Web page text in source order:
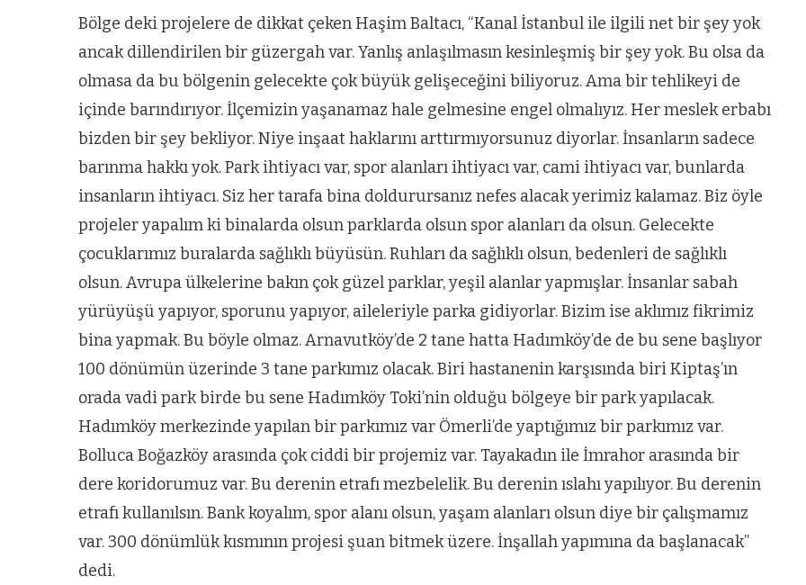
Bölge deki projelere de dikkat çeken Haşim Baltacı, “Kanal İstanbul ile ilgili net bir şey yok
ancak dillendirilen bir güzergah var. Yanlış anlaşılmasın kesinleşmiş bir şey yok. Bu olsa da
olmasa da bu bölgenin gelecekte çok büyük gelişeceğini biliyoruz. Ama bir tehlikeyi de
içinde barındırıyor. İlçemizin yaşanamaz hale gelmesine engel olmalıyız. Her meslek erbabı
bizden bir şey bekliyor. Niye inşaat haklarını arttırmıyorsunuz diyorlar. İnsanların sadece
barınma hakkı yok. Park ihtiyacı var, spor alanları ihtiyacı var, cami ihtiyacı var, bunlarda
insanların ihtiyacı. Siz her tarafa bina doldurursanız nefes alacak yerimiz kalamaz. Biz öyle
projeler yapalım ki binalarda olsun parklarda olsun spor alanları da olsun. Gelecekte
çocuklarımız buralarda sağlıklı büyüsün. Ruhları da sağlıklı olsun, bedenleri de sağlıklı
olsun. Avrupa ülkelerine bakın çok güzel parklar, yeşil alanlar yapmışlar. İnsanlar sabah
yürüyüşü yapıyor, sporunu yapıyor, aileleriyle parka gidiyorlar. Bizim ise aklımız fikrimiz
bina yapmak. Bu böyle olmaz. Arnavutköy’de 2 tane hatta Hadımköy’de de bu sene başlıyor
100 dönümün üzerinde 3 tane parkımız olacak. Biri hastanenin karşısında biri Kiptaş’ın
orada vadi park birde bu sene Hadımköy Toki’nin olduğu bölgeye bir park yapılacak.
Hadımköy merkezinde yapılan bir parkımız var Ömerli’de yaptığımız bir parkımız var.
Bolluca Boğazköy arasında çok ciddi bir projemiz var. Tayakadın ile İmrahor arasında bir
dere koridorumuz var. Bu derenin etrafı mezbelelik. Bu derenin ıslahı yapılıyor. Bu derenin
etrafı kullanılsın. Bank koyalım, spor alanı olsun, yaşam alanları olsun diye bir çalışmamız
var. 300 dönümlük kısmının projesi şuan bitmek üzere. İnşallah yapımına da başlanacak”
dedi.